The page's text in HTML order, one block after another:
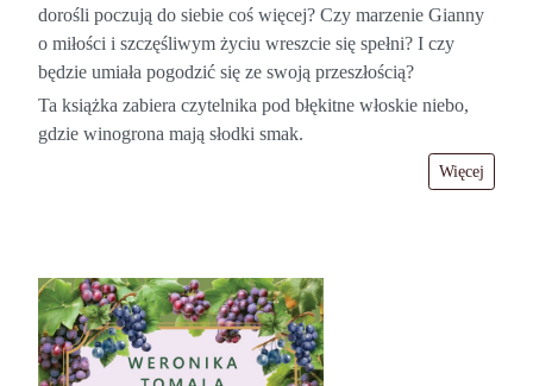
dorośli poczują do siebie coś więcej? Czy marzenie Gianny
o miłości i szczęśliwym życiu wreszcie się spełni? I czy
będzie umiała pogodzić się ze swoją przeszłością?
Ta książka zabiera czytelnika pod błękitne włoskie niebo,
gdzie winogrona mają słodki smak.
Więcej